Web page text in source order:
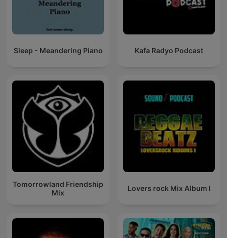
Sleep - Meandering Piano Kafa Radyo Podcast
Tomorrowland Friendship
Mix
Lovers rock Mix Album I